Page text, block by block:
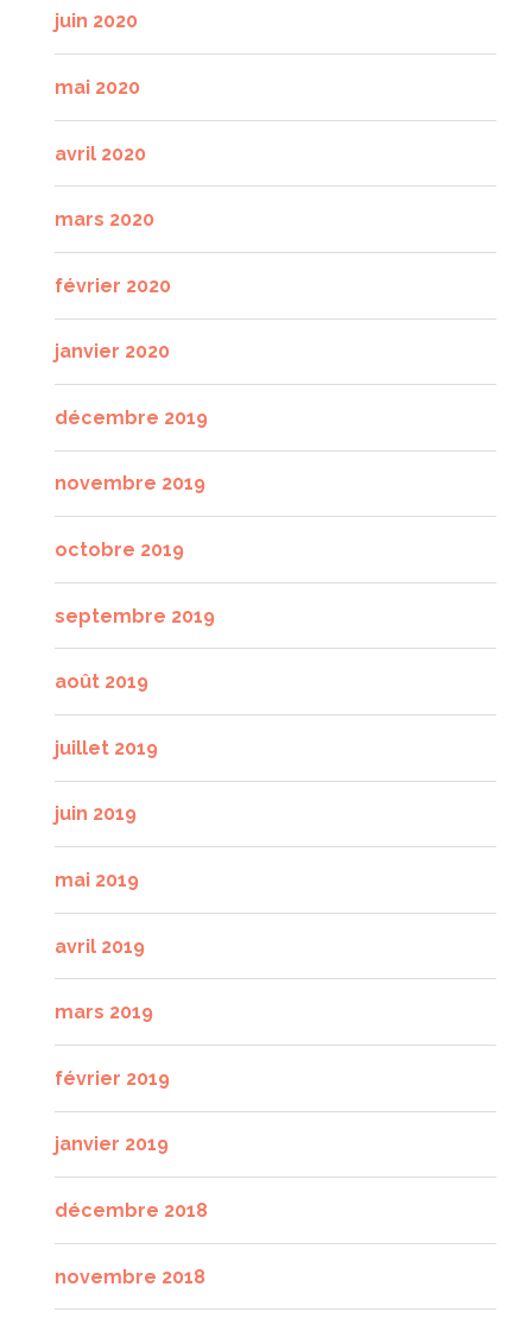
juin 2020
mai 2020
avril 2020
mars 2020
février 2020
janvier 2020
décembre 2019
novembre 2019
octobre 2019
septembre 2019
août 2019
juillet 2019
juin 2019
mai 2019
avril 2019
mars 2019
février 2019
janvier 2019
décembre 2018
novembre 2018